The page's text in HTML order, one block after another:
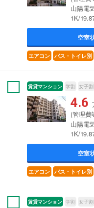
山陽電
1K/
空室
エアコン バス・トイレ別
賃貸マンション 学割 女子割
4.6
(管理費
山陽電
1K/
空室
エアコン バス・トイレ別
賃貸マンション 学割 女子割